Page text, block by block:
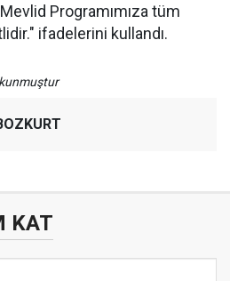
Programımıza tüm
ifadelerini kullandı.
KAT